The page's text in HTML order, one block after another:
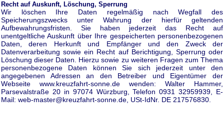
Recht auf Auskunft, Löschung, Sperrung
Wir löschen Ihre Daten regelmäßig nach Wegfall des
Speicherungszwecks unter Wahrung der hierfür geltenden
Aufbewahrungsfristen. Sie haben jederzeit das Recht auf
unentgeltliche Auskunft über Ihre gespeicherten personenbezogenen
Daten, deren Herkunft und Empfänger und den Zweck der
Datenverarbeitung sowie ein Recht auf Berichtigung, Sperrung oder
Löschung dieser Daten. Hierzu sowie zu weiteren Fragen zum Thema
personenbezogene Daten können Sie sich jederzeit unter den
angegebenen Adressen an den Betreiber und Eigentümer der
Webseite www.kreuzfahrt-sonne.de wenden: Walter Hammer,
Parsevalstraße 20 in 97074 Würzburg, Telefon 0931 32959939, E-
Mail: web-master@kreuzfahrt-sonne.de, USt-IdNr. DE 217576830.